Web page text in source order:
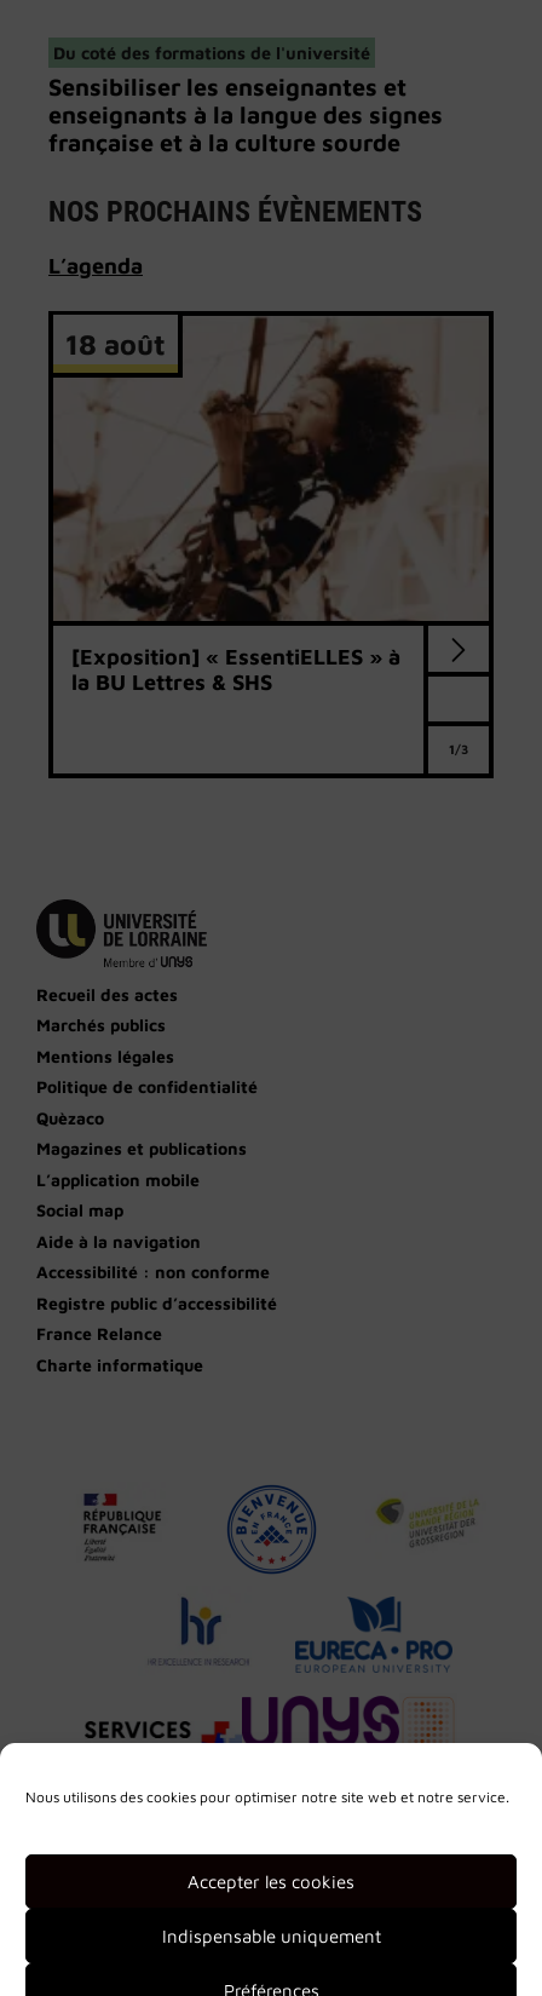
Nous utilisons des cookies pour optimiser notre site web et notre service.
Accepter les cookies
Indispensable uniquement
Préférences
Du coté des formations de l'université
Sensibiliser les enseignantes et
enseignants à la langue des signes
française et à la culture sourde
NOS PROCHAINS ÉVÈNEMENTS
L’agenda
18 août
[Exposition] « EssentiELLES » à
la BU Lettres & SHS
1/3
Recueil des actes
Marchés publics
Mentions légales
Politique de confidentialité
Quèzaco
Magazines et publications
L’application mobile
Social map
Aide à la navigation
Accessibilité : non conforme
Registre public d’accessibilité
France Relance
Charte informatique